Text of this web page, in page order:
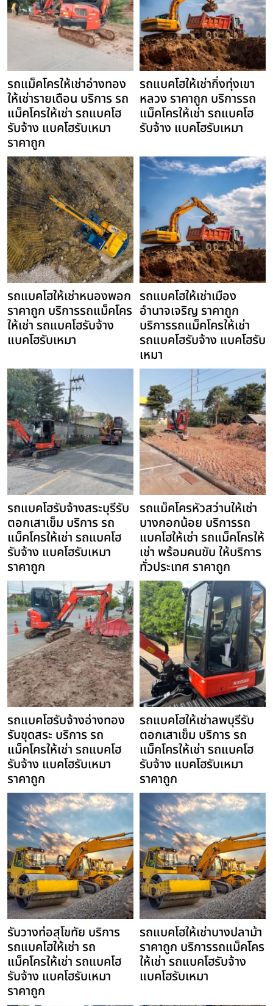
รถแม็คโครให้เช่าอ่างทอง
ให้เช่ารายเดือน บริการ รถ
แม็คโครให้เช่า รถแบคโฮ
รับจ้าง แบคโฮรับเหมา
ราคาถูก
รถแบคโฮให้เช่ากิ่งทุ่งเขา
หลวง ราคาถูก บริการรถ
แม็คโครให้เช่า รถแบคโฮ
รับจ้าง แบคโฮรับเหมา
รถแบคโฮให้เช่าหนองพอก
ราคาถูก บริการรถแม็คโคร
ให้เช่า รถแบคโฮรับจ้าง
แบคโฮรับเหมา
รถแบคโฮให้เช่าเมือง
อำนาจเจริญ ราคาถูก
บริการรถแม็คโครให้เช่า
รถแบคโฮรับจ้าง แบคโฮรับ
เหมา
รถแบคโฮรับจ้างสระบุรีรับ
ตอกเสาเข็ม บริการ รถ
แม็คโครให้เช่า รถแบคโฮ
รับจ้าง แบคโฮรับเหมา
ราคาถูก
รถแม็คโครหัวสว่านให้เช่า
บางกอกน้อย บริการรถ
แบคโฮให้เช่า รถแม็คโครให้
เช่า พร้อมคนขับ ให้บริการ
ทั่วประเทศ ราคาถูก
รถแบคโฮรับจ้างอ่างทอง
รับขุดสระ บริการ รถ
แม็คโครให้เช่า รถแบคโฮ
รับจ้าง แบคโฮรับเหมา
ราคาถูก
รถแบคโฮให้เช่าลพบุรีรับ
ตอกเสาเข็ม บริการ รถ
แม็คโครให้เช่า รถแบคโฮ
รับจ้าง แบคโฮรับเหมา
ราคาถูก
รับวางท่อสุโขทัย บริการ
รถแบคโฮให้เช่า รถ
แม็คโครให้เช่า รถแบคโฮ
รับจ้าง แบคโฮรับเหมา
ราคาถูก
รถแบคโฮให้เช่าบางปลาม้า
ราคาถูก บริการรถแม็คโคร
ให้เช่า รถแบคโฮรับจ้าง
แบคโฮรับเหมา